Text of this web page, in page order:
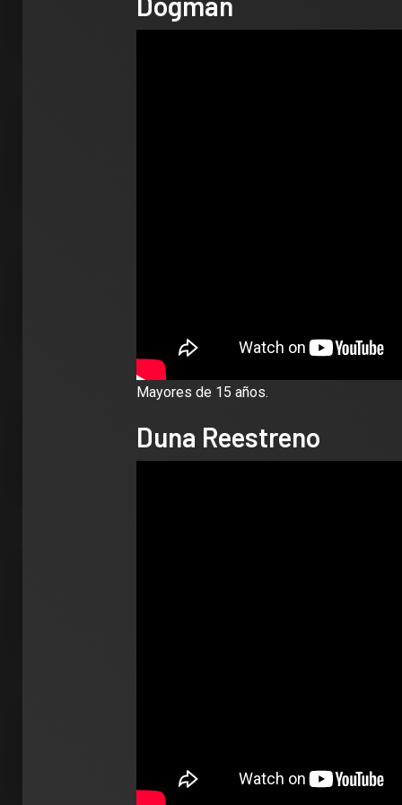
Mayores de 15 años.
Duna Reestreno